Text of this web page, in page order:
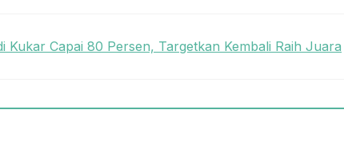
Kukar Capai 80 Persen, Targetkan Kembali Raih Juara